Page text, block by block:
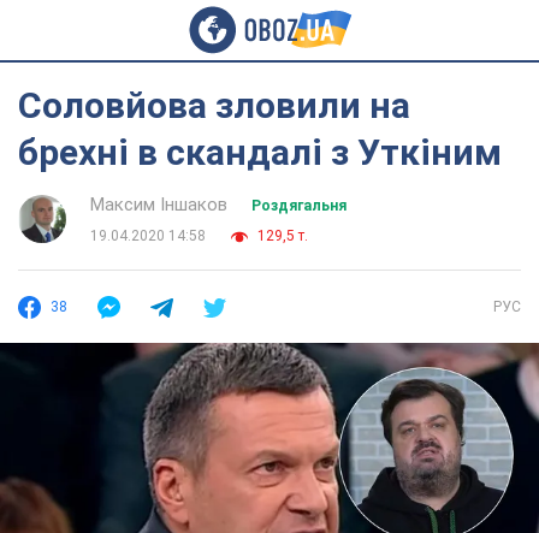
Соловйова зловили на
брехні в скандалі з Уткіним
Максим Іншаков
Роздягальня
19.04.2020 14:58
129,5 т.
38 РУС